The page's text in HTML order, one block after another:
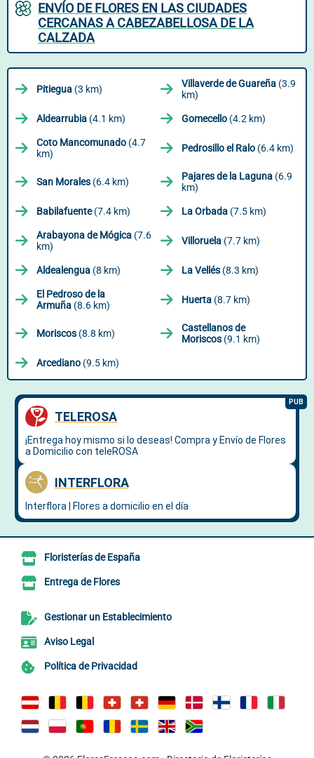
ENVÍO DE FLORES EN LAS CIUDADES
CERCANAS A CABEZABELLOSA DE LA
CALZADA
Pitiegua (3 km) Villaverde de Guareña (3.9
km)
Aldearrubia (4.1 km) Gomecello (4.2 km)
Coto Mancomunado (4.7
km)
Pedrosillo el Ralo (6.4 km)
San Morales (6.4 km) Pajares de la Laguna (6.9
km)
Babilafuente(7.4 km) La Orbada (7.5 km)
Arabayona de Mógica (7.6
km)
Villoruela (7.7 km)
Aldealengua (8 km) La Vellés (8.3 km)
El Pedroso de la
Armuña (8.6 km) Huerta (8.7 km)
Moriscos (8.8 km)
Castellanos de
Moriscos (9.1 km)
Arcediano (9.5 km)
Floristerías de España
Entrega de Flores
Gestionar un Establecimiento
Aviso Legal
Política de Privacidad